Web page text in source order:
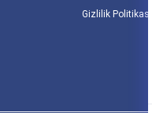
Gizlilik Politikası